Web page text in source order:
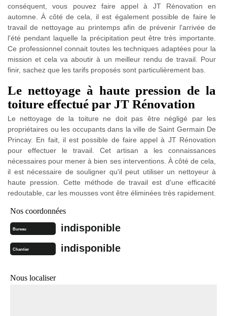
conséquent, vous pouvez faire appel à JT Rénovation en
automne. À côté de cela, il est également possible de faire le
travail de nettoyage au printemps afin de prévenir l'arrivée de
l'été pendant laquelle la précipitation peut être très importante.
Ce professionnel connait toutes les techniques adaptées pour la
mission et cela va aboutir à un meilleur rendu de travail. Pour
finir, sachez que les tarifs proposés sont particulièrement bas.
Le nettoyage à haute pression de la
toiture effectué par JT Rénovation
Le nettoyage de la toiture ne doit pas être négligé par les
propriétaires ou les occupants dans la ville de Saint Germain De
Princay. En fait, il est possible de faire appel à JT Rénovation
pour effectuer le travail. Cet artisan a les connaissances
nécessaires pour mener à bien ses interventions. À côté de cela,
il est nécessaire de souligner qu'il peut utiliser un nettoyeur à
haute pression. Cette méthode de travail est d'une efficacité
redoutable, car les mousses vont être éliminées très rapidement.
Nos coordonnées
Bureau indisponible
Chantier indisponible
Nous localiser